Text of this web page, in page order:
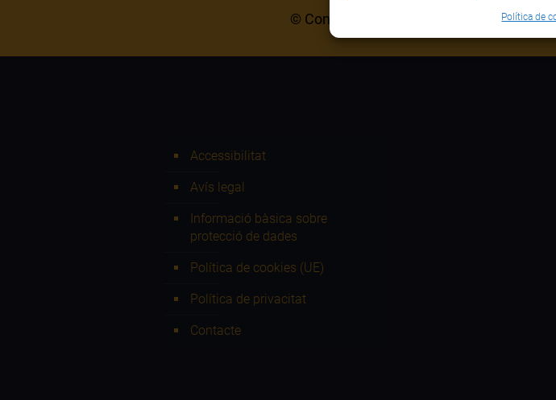
Política de
© Consell Comarcal del Baix Camp| Dr.
Accessibilitat
Avís legal
Informació bàsica sobre
protecció de dades
Política de cookies (UE)
Política de privacitat
Contacte